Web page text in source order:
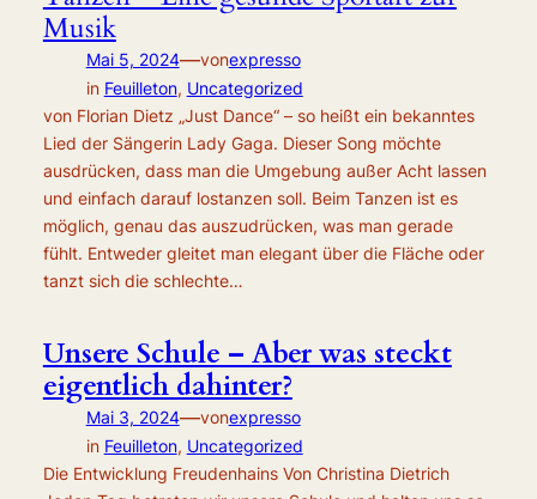
Musik
Mai 5, 2024—vonexpresso
in Feuilleton, Uncategorized
von Florian Dietz „Just Dance“ – so heißt ein bekanntes
Lied der Sängerin Lady Gaga. Dieser Song möchte
ausdrücken, dass man die Umgebung außer Acht lassen
und einfach darauf lostanzen soll. Beim Tanzen ist es
möglich, genau das auszudrücken, was man gerade
fühlt. Entweder gleitet man elegant über die Fläche oder
tanzt sich die schlechte…
Unsere Schule – Aber was steckt
eigentlich dahinter?
Mai 3, 2024—vonexpresso
in Feuilleton, Uncategorized
Die Entwicklung Freudenhains Von Christina Dietrich